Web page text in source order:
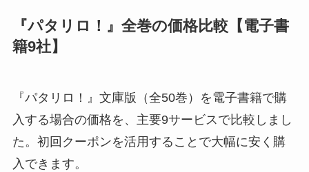
『パタリロ！』全巻の価格比較【電子書
籍9社】
『パタリロ！』文庫版（全50巻）を電子書籍で購
入する場合の価格を、主要9サービスで比較しまし
た。初回クーポンを活用することで大幅に安く購
入できます。